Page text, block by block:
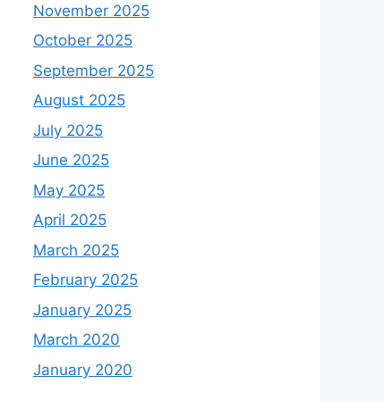
November 2025
October 2025
September 2025
August 2025
July 2025
June 2025
May 2025
April 2025
March 2025
February 2025
January 2025
March 2020
January 2020